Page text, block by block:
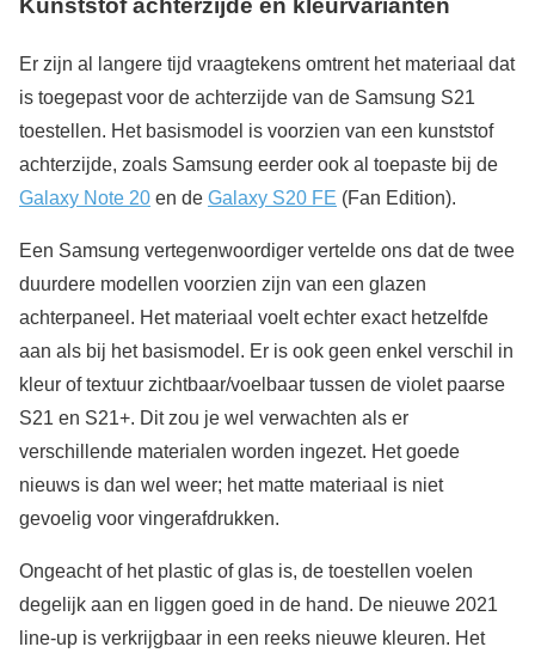
Kunststof achterzijde en kleurvarianten
Er zijn al langere tijd vraagtekens omtrent het materiaal dat
is toegepast voor de achterzijde van de Samsung S21
toestellen. Het basismodel is voorzien van een kunststof
achterzijde, zoals Samsung eerder ook al toepaste bij de
Galaxy Note 20 en de Galaxy S20 FE (Fan Edition).
Een Samsung vertegenwoordiger vertelde ons dat de twee
duurdere modellen voorzien zijn van een glazen
achterpaneel. Het materiaal voelt echter exact hetzelfde
aan als bij het basismodel. Er is ook geen enkel verschil in
kleur of textuur zichtbaar/voelbaar tussen de violet paarse
S21 en S21+. Dit zou je wel verwachten als er
verschillende materialen worden ingezet. Het goede
nieuws is dan wel weer; het matte materiaal is niet
gevoelig voor vingerafdrukken.
Ongeacht of het plastic of glas is, de toestellen voelen
degelijk aan en liggen goed in de hand. De nieuwe 2021
line-up is verkrijgbaar in een reeks nieuwe kleuren. Het